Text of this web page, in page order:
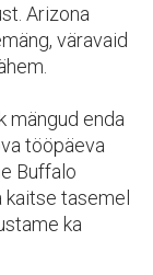
Arizona
väravaid
mängud enda
tööpäeva
Buffalo
kaitse tasemel
ka